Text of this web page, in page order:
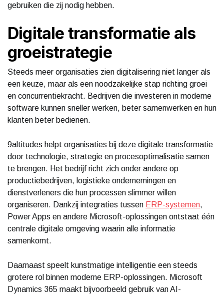
gebruiken die zij nodig hebben.
Digitale transformatie als
groeistrategie
Steeds meer organisaties zien digitalisering niet langer als
een keuze, maar als een noodzakelijke stap richting groei
en concurrentiekracht. Bedrijven die investeren in moderne
software kunnen sneller werken, beter samenwerken en hun
klanten beter bedienen.
9altitudes helpt organisaties bij deze digitale transformatie
door technologie, strategie en procesoptimalisatie samen
te brengen. Het bedrijf richt zich onder andere op
productiebedrijven, logistieke ondernemingen en
dienstverleners die hun processen slimmer willen
organiseren. Dankzij integraties tussen ERP-systemen,
Power Apps en andere Microsoft-oplossingen ontstaat één
centrale digitale omgeving waarin alle informatie
samenkomt.
Daarnaast speelt kunstmatige intelligentie een steeds
grotere rol binnen moderne ERP-oplossingen. Microsoft
Dynamics 365 maakt bijvoorbeeld gebruik van AI-